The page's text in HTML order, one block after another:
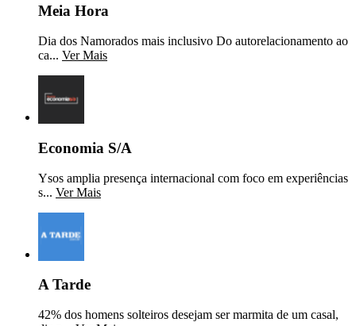
Meia Hora
Dia dos Namorados mais inclusivo Do autorelacionamento ao
ca... Ver Mais
Economia S/A
Ysos amplia presença internacional com foco em experiências
s... Ver Mais
A Tarde
42% dos homens solteiros desejam ser marmita de um casal,